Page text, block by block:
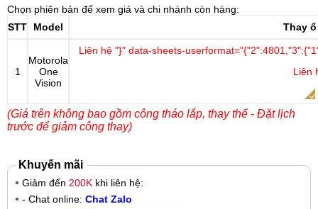
Chọn phiên bản để xem giá và chi nhánh còn hàng:
STT
Model Thay
1
Motorola
One
Vision
Liên hệ "}" data-sheets-
Liên
(Giá trên không bao gồm công tháo lắp, thay thế - Đặt lịch
trước để giảm công thay)
Khuyến mãi
Giảm đến 200K khi liên hệ:
- Chat online: Chat Zalo